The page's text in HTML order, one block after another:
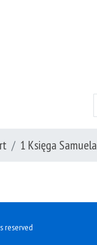
Samuela - rozdział 3
1 Księga Samuela
reserved